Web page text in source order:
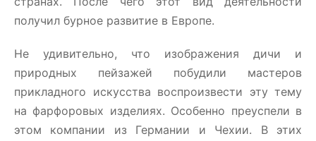
получил бурное развитие в Европе.
Не удивительно, что изображения дичи и
природных пейзажей побудили мастеров
прикладного искусства воспроизвести эту тему
на фарфоровых изделиях. Особенно преуспели в
этом компании из Германии и Чехии. В этих